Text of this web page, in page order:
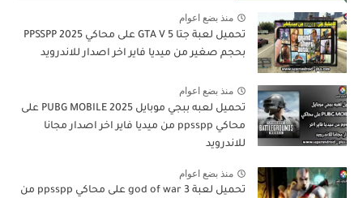
منذ بضع اعوام
تحميل لعبة جتا 5 GTA V على محاكي PPSSPP 2025
بحجم صغير من ميديا فاير اخر اصدار للاندرويد
منذ بضع اعوام
تحميل لعبه ببجي موبايل PUBG MOBILE 2025 على
محاكي ppsspp من ميديا فاير اخر اصدار مجانا
للاندرويد
منذ بضع اعوام
تحميل لعبة god of war 3 على محاكي ppsspp من